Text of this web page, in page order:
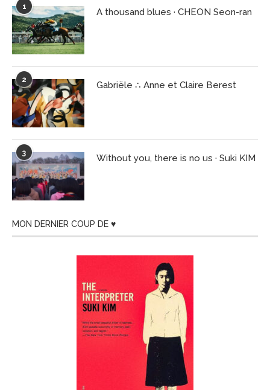
1 A thousand blues · CHEON Seon-ran
2 Gabriële ∴ Anne et Claire Berest
3 Without you, there is no us · Suki KIM
MON DERNIER COUP DE ♥